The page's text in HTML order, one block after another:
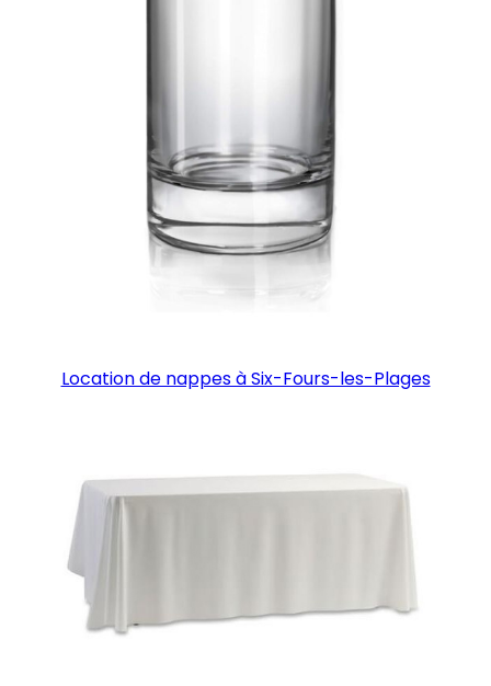
Location de nappes à Six-Fours-les-Plages